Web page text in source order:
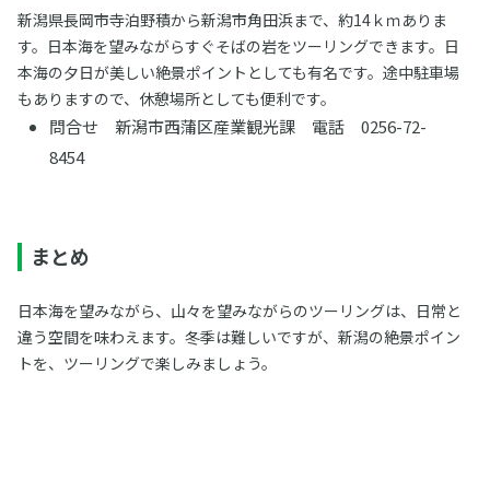
新潟県長岡市寺泊野積から新潟市角田浜まで、約14ｋｍありま
す。日本海を望みながらすぐそばの岩をツーリングできます。日
本海の夕日が美しい絶景ポイントとしても有名です。途中駐車場
もありますので、休憩場所としても便利です。
問合せ 新潟市西蒲区産業観光課 電話 0256-72-
8454
まとめ
日本海を望みながら、山々を望みながらのツーリングは、日常と
違う空間を味わえます。冬季は難しいですが、新潟の絶景ポイン
トを、ツーリングで楽しみましょう。